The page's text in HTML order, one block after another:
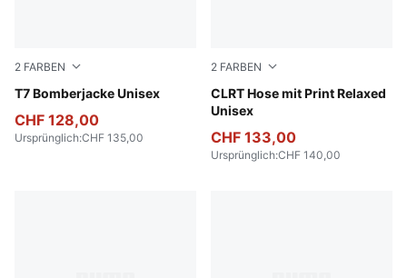
2 FARBEN
T7 Bomberjacke Unisex
Puma Black
CHF 128,00
Ursprünglich:CHF 135,00
2 FARBEN
CLRT Hose mit Print Relaxed
Unisex
Gray Skies
CHF 133,00
Ursprünglich:CHF 140,00